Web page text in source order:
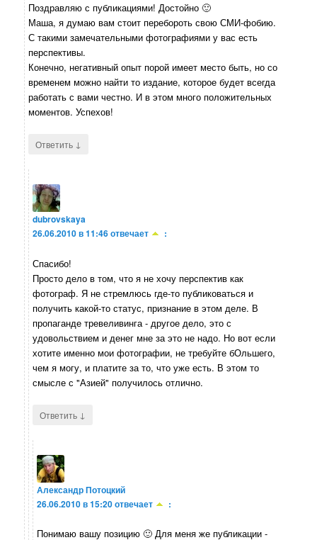
Поздравляю с публикациями! Достойно 🙂
Маша, я думаю вам стоит перебороть свою СМИ-фобию.
С такими замечательными фотографиями у вас есть
перспективы.
Конечно, негативный опыт порой имеет место быть, но со
временем можно найти то издание, которое будет всегда
работать с вами честно. И в этом много положительных
моментов. Успехов!
Ответить ↓
dubrovskaya
26.06.2010 в 11:46отвечает :
Спасибо!
Просто дело в том, что я не хочу перспектив как
фотограф. Я не стремлюсь где-то публиковаться и
получить какой-то статус, признание в этом деле. В
пропаганде тревеливинга - другое дело, это с
удовольствием и денег мне за это не надо. Но вот если
хотите именно мои фотографии, не требуйте бОльшего,
чем я могу, и платите за то, что уже есть. В этом то
смысле с "Азией" получилось отлично.
Ответить ↓
Александр Потоцкий
26.06.2010 в 15:20отвечает :
Понимаю вашу позицию 🙂 Для меня же публикации -